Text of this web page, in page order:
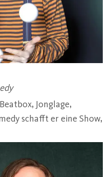
Jonglage,
schafft er eine Show,